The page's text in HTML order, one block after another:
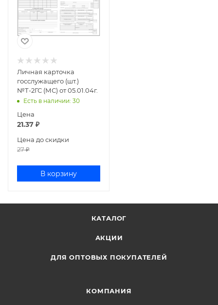
Личная карточка
госслужащего (шт.)
№Т-2ГС (МС) от 05.01.04г.
Есть в наличии: 30
Цена
21.37 ₽
Цена до скидки
27₽
В корзину
КАТАЛОГ
АКЦИИ
ДЛЯ ОПТОВЫХ ПОКУПАТЕЛЕЙ
КОМПАНИЯ